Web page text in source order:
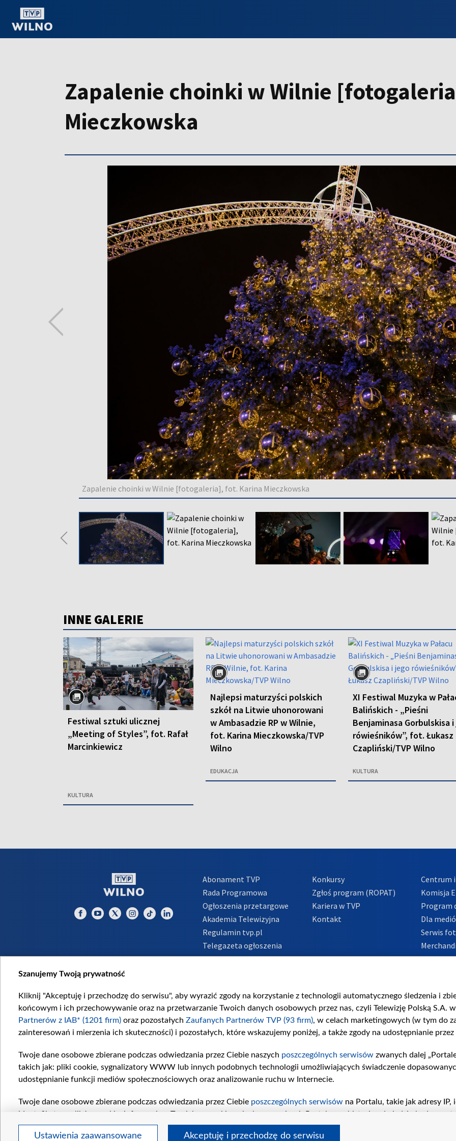
Zapalenie choinki w Wilnie
Mieczkowska
Zapalenie choinki w Wilnie [fotogaleria], fot. Karina Mieczkowska
◀
INNE GALERIE
Festiwal sztuki ulicznej
„Meeting of Styles”, fot. Rafał
Marcinkiewicz
KULTURA
Najlepsi maturzyści polskich
szkół na Litwie uhonorowani
w Ambasadzie RP w Wilnie,
fot. Karina Mieczkowska/TVP
Wilno
EDUKACJA
XI Festiwal Muzyka w
Balińskich - „Pieśni
Benjaminasa Gorbulskisa
rówieśników”, fot. Łukasz
Czapliński/TVP Wilno
KULTURA
Abonament TVP
Rada Programowa
Ogłoszenia przetargowe
Akademia Telewizyjna
Regulamin tvp.pl
Telegazeta ogłoszenia
Informacje o nadawcy
Konkursy
Zgłoś program (ROPAT)
Kariera w TVP
Kontakt
Centrum
Komisja
Program
Dla
Serwis
Polityka
Szanujemy Twoją prywatność
Kliknij "Akceptuję i przechodzę do serwisu", aby wyrazić zgody na korzystanie z technologii automatycznego śledzenia i
końcowym i ich przechowywanie oraz na przetwarzanie Twoich danych osobowych przez nas, czyli Telewizję Polską S.A.
Partnerów z IAB* (1201 firm) oraz pozostałych Zaufanych Partnerów TVP (93 firm), w celach marketingowych (w tym do
zainteresowań i mierzenia ich skuteczności) i pozostałych, które wskazujemy poniżej, a także zgody na udostępnianie
Twoje dane osobowe zbierane podczas odwiedzania przez Ciebie naszych poszczególnych serwisów zwanych dalej
takich jak: pliki cookie, sygnalizatory WWW lub innych podobnych technologii umożliwiających świadczenie
udostępnianie funkcji mediów społecznościowych oraz analizowanie ruchu w Internecie.
Twoje dane osobowe zbierane podczas odwiedzania przez Ciebie poszczególnych serwisów na Portalu, takie jak adresy
identyfikatory plików cookie, informacje o Twoich wyszukiwaniach w serwisach Portalu czy historia odwiedzin będą
pozostałychZaufanych Partnerów TVP
dla realizacji następujących celów i funkcji: przechowywania informacji na
wyboru spersonalizowanych reklam, tworzenia profilu spersonalizowanych reklam, tworzenia profilu
Ustawienia zaawansowane Akceptuję i przechodzę do serwisu